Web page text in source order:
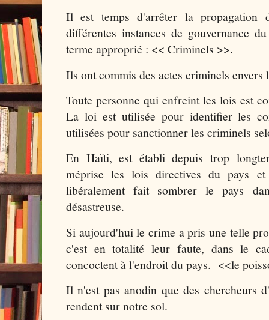
Il est temps d'arrêter la propagation
différentes instances de gouvernance
terme approprié : << Criminels >>.
Ils ont commis des actes criminels envers
Toute personne qui enfreint les lois est
La loi est utilisée pour identifier les
utilisées pour sanctionner les criminels
En Haïti, est établi depuis trop
méprise les lois directives du pays
libéralement fait sombrer le pays
désastreuse.
Si aujourd'hui le crime a pris une telle
c'est en totalité leur faute, dans le
concoctent à l'endroit du pays. <<le
Il n'est pas anodin que des chercheurs
rendent sur notre sol.